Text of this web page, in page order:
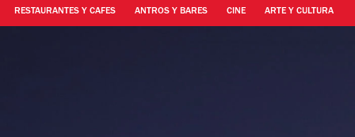
RESTAURANTES Y CAFES ANTROS Y BARES CINE ARTE Y CULTURA